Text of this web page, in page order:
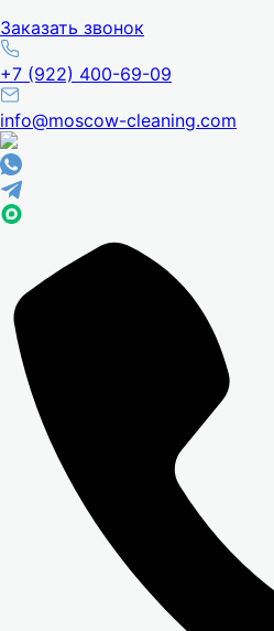
Заказать звонок
+7 (922) 400-69-09
info@moscow-cleaning.com